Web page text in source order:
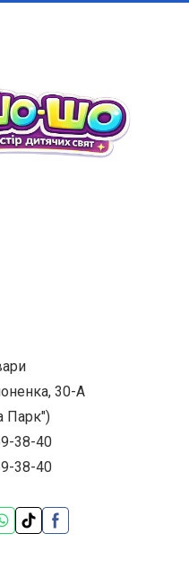
30-А
Парк")
38-40
38-40